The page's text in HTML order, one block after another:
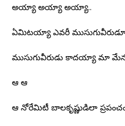
అయ్యా అయ్యా అయ్యా..
ఏమిటయ్యా ఎవరీ
ముసుగువీరుడు కాదయ్యా మా
ఆ ఆ
ఆ నోరేమిటీ బాలకృష్ణుడిలా